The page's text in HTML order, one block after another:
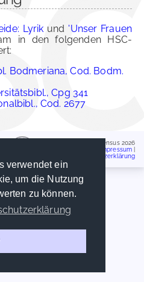
verwendet ein
um die Nutzung
zu können.
Lyrik und 'Unser Frauen
in den folgenden HSC-
Bodmeriana, Cod. Bodm.
Cpg 341
Cod. 2677
Handschriftencensus 2026
Impressum
Datenschutzerklärung